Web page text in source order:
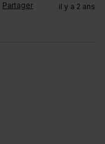
Partager il y a 2 ans